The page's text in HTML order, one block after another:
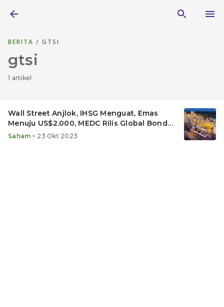
BERITA / GTSI
gtsi
1 artikel
Wall Street Anjlok, IHSG Menguat, Emas
Menuju US$2.000, MEDC Rilis Global Bond
US$500 Juta
Saham • 23 Okt 2023